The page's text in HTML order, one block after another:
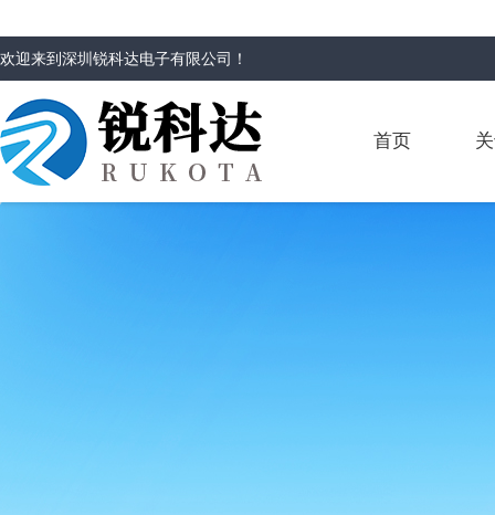
欢迎来到深圳锐科达电子有限公司 ！
首页